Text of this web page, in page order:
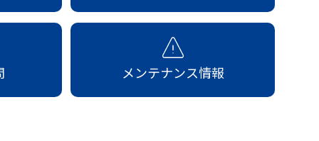
メンテナンス情報